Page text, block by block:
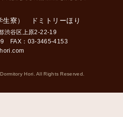
生寮） ドミトリーほり
谷区上原2-22-19
FAX：03-3465-4153
Hori. All Rights Reserved.